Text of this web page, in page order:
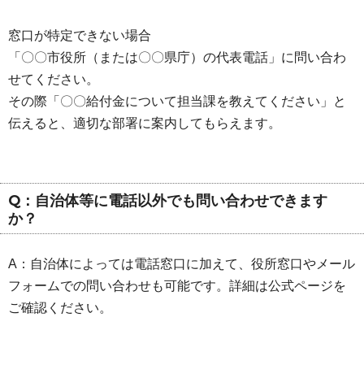
窓口が特定できない場合
「〇〇市役所（または〇〇県庁）の代表電話」に問い合わ
せてください。
その際「〇〇給付金について担当課を教えてください」と
伝えると、適切な部署に案内してもらえます。
Q：自治体等に電話以外でも問い合わせできます
か？
A：自治体によっては電話窓口に加えて、役所窓口やメール
フォームでの問い合わせも可能です。詳細は公式ページを
ご確認ください。